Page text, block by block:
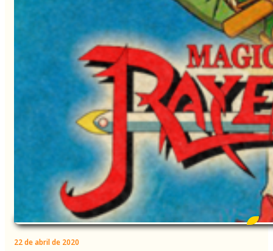
22 de abril de 2020